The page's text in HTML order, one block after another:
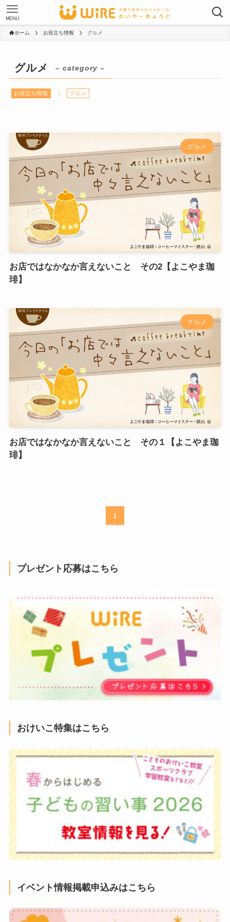
MENU
ホーム お役立ち情報 グルメ
グルメ – category –
お役立ち情報 グルメ
グルメ
お店ではなかなか言えないこと その2【よこやま珈
琲】
グルメ
お店ではなかなか言えないこと その１【よこやま珈
琲】
1
プレゼント応募はこちら
おけいこ特集はこちら
イベント情報掲載申込みはこちら